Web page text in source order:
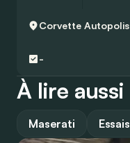
-
À lire aussi
Maserati Essais